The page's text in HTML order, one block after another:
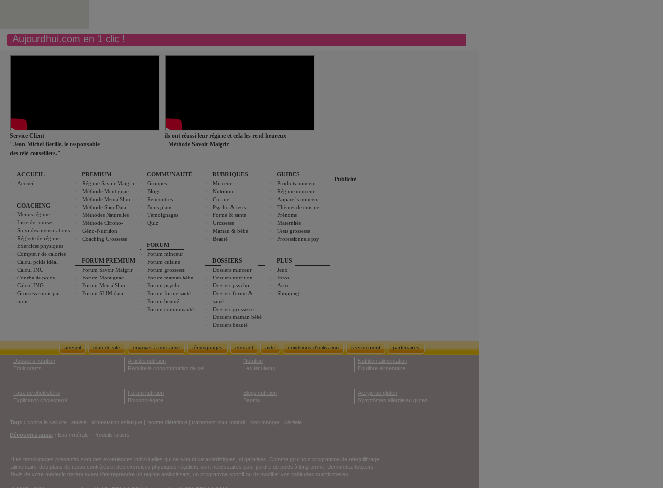
Aujourdhui.com en 1 clic !
Service Client
"Jean-Michel Berille, le responsable
des télé-conseillers."
ils ont réussi leur régime et cela les rend heureux
- Méthode Savoir Maigrir
ACCUEIL
Accueil
COACHING
Menus régime
Liste de courses
Suivi des mensurations
Réglette de régime
Exercices physiques
Compteur de calories
Calcul poids idéal
Calcul IMC
Courbe de poids
Calcul IMG
Grossesse mois par
mois
PREMIUM
Régime Savoir Maigrir
Méthode Montignac
Méthode MentalSlim
Méthode Slim Data
Méthodes Naturelles
Méthode Chrono-
Géno-Nutrition
Coaching Grossesse
FORUM PREMIUM
Forum Savoir Maigrir
Forum Montignac
Forum MentalSlim
Forum SLIM data
COMMUNAUTÉ
Groupes
Blogs
Rencontres
Bons plans
Témoignages
Quiz
FORUM
Forum minceur
Forum cuisine
Forum grossesse
Forum maman bébé
Forum psycho
Forum forme santé
Forum beauté
Forum communauté
RUBRIQUES
Minceur
Nutrition
Cuisine
Psycho & tests
Forme & santé
Grossesse
Maman & bébé
Beauté
DOSSIERS
Dossiers minceur
Dossiers nutrition
Dossiers psycho
Dossiers forme &
santé
Dossiers grossesse
Dossiers maman bébé
Dossiers beauté
GUIDES
Produits minceur
Régime minceur
Appareils minceur
Thèmes de cuisine
Prénoms
Maternités
Tests grossesse
Professionnels psy
PLUS
Jeux
Infos
Astro
Shopping
Publicité
accueil plan du site envoyer à une amie témoignages contact aide conditions d'utilisation recrutement partenaires
Dossiers nutrition
Edulcorants
Articles nutrition
Réduire la consommation de sel
Nutrition
Les féculents
Nutrition alimentation
Equilibre alimentaire
Taux de cholestérol
Explication cholesterol
Forum nutrition
Boisson légère
Blogs nutrition
Baomix
Alergie au gluten
Symptômes allergie au gluten
Tags : contre la cellulite | satiété | alimentation asiatique | recette diététique | traitement pour maigrir | bien manger | céréale |
Découvrez aussi : Eau minérale | Produits laitiers |
*Les témoignages présentés sont des expériences individuelles qui ne sont ni caractéristiques, ni garanties. Comme pour tout programme de rééquilibrage
alimentaire, des plans de repas contrôlés et des exercices physiques réguliers sont nécessaires pour perdre du poids à long terme. Demandez toujours
l'avis de votre médecin traitant avant d'entreprendre un régime amincissant, un programme sportif ou de modifier vos habitudes nutritionnelles.